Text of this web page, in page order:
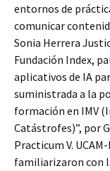
entornos de
comunicar
Sonia Herrera
Fundación Index,
aplicativos de IA
suministrada a la
formación en IMV
Catástrofes)”, por
Practicum V.
familiarizaron con